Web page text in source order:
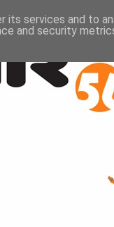
services and to
and security